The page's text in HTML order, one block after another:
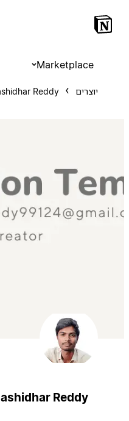
Marketplace
R.Shashidhar Reddy
R.Shashidhar Reddy